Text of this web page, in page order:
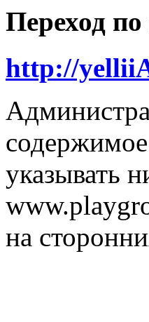
Переход
http://
указывать
на